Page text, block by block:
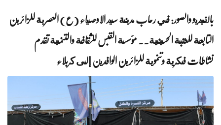
بالفيديو والصور: في رحاب مدينة سيد الاوصياء (ع) العصرية للزائرين
التابعة للعتبة الحسينية.. مؤسسة القبس للثقافة والتنمية تقدم
نشاطات فكرية وتنموية للزائرين الوافدين إلى كربلاء